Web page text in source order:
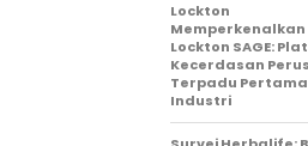
Lockton
Memperkenalkan
Lockton SAGE:
Kecerdasan
Terpadu
Industri